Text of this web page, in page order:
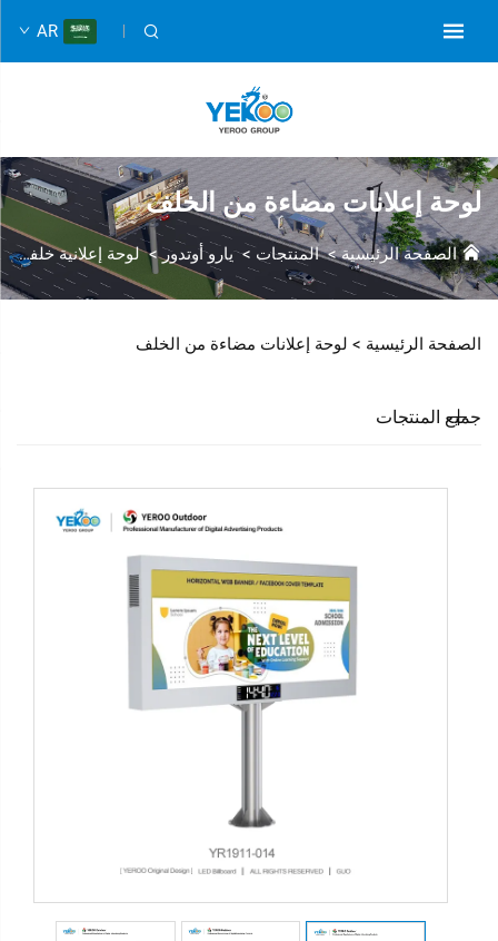
AR
لوحة إعلانات مضاءة من الخلف
الصفحة الرئيسية>المنتجات>يارو أوتدور>لوحة إعلانية خلفية مضاءة
الصفحة الرئيسية > لوحة إعلانات مضاءة من الخلف
جميع المنتجات